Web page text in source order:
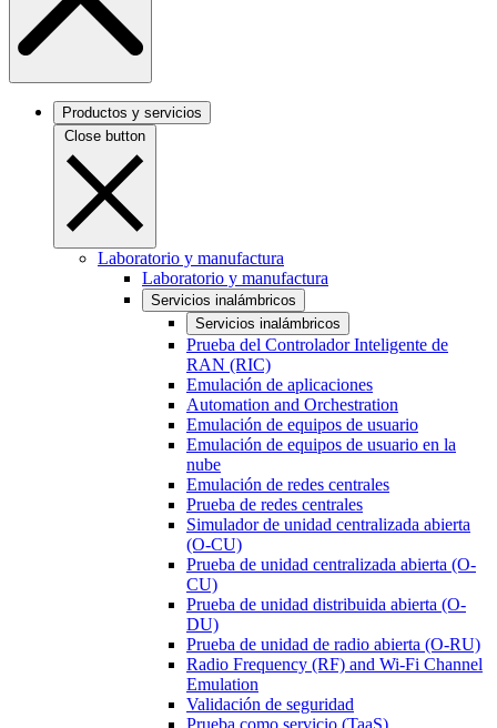
Productos y servicios
Close button
Laboratorio y manufactura
Laboratorio y manufactura
Servicios inalámbricos
Servicios inalámbricos
Prueba del Controlador Inteligente de
RAN (RIC)
Emulación de aplicaciones
Automation and Orchestration
Emulación de equipos de usuario
Emulación de equipos de usuario en la
nube
Emulación de redes centrales
Prueba de redes centrales
Simulador de unidad centralizada abierta
(O-CU)
Prueba de unidad centralizada abierta (O-
CU)
Prueba de unidad distribuida abierta (O-
DU)
Prueba de unidad de radio abierta (O-RU)
Radio Frequency (RF) and Wi-Fi Channel
Emulation
Validación de seguridad